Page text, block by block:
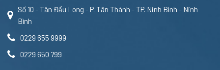
Số 10 - Tân Đẩu Long - P. Tân Thành - TP. Ninh Bình - Ninh
Bình
0229 655 9999
0229 650 799